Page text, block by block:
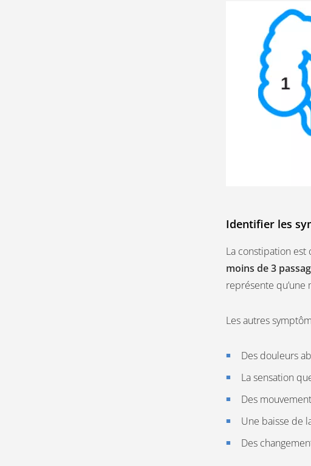
Identifier les
La constipation
moins de 3
représente
Les autres
Des douleurs
La sensation
Des
Une baisse de
Des